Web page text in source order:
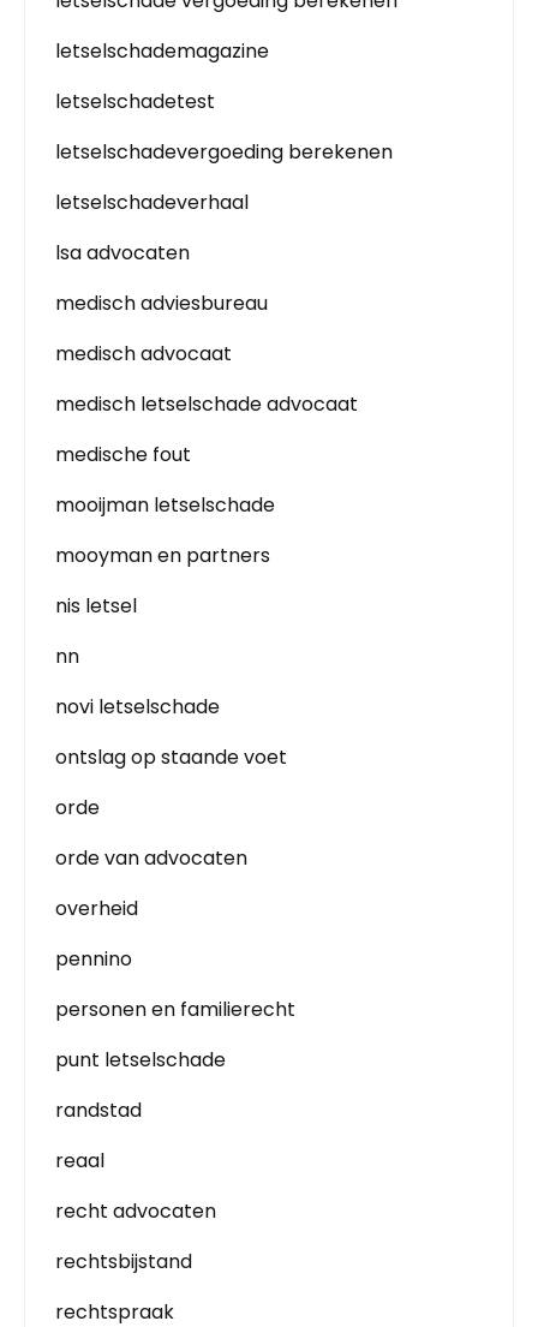
letselschademagazine
letselschadetest
letselschadevergoeding berekenen
letselschadeverhaal
lsa advocaten
medisch adviesbureau
medisch advocaat
medisch letselschade advocaat
medische fout
mooijman letselschade
mooyman en partners
nis letsel
nn
novi letselschade
ontslag op staande voet
orde
orde van advocaten
overheid
pennino
personen en familierecht
punt letselschade
randstad
reaal
recht advocaten
rechtsbijstand
rechtspraak